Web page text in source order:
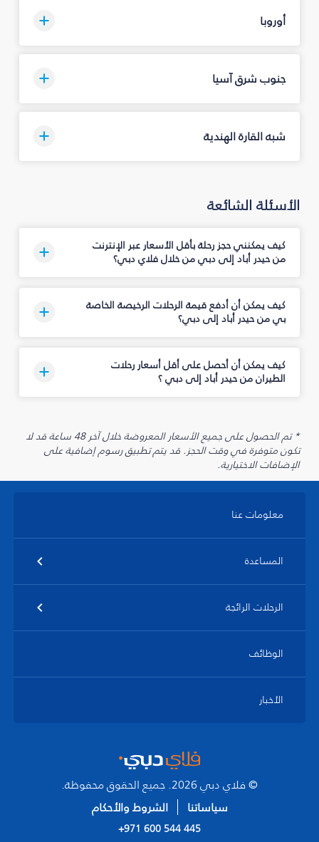
أوروبا
جنوب شرق آسيا
شبه القارة الهندية
الأسئلة الشائعة
كيف يمكنني حجز رحلة بأقل الأسعار عبر الإنترنت
من حيدر أباد إلى دبي من خلال فلاي دبي؟
كيف يمكن أن أدفع قيمة الرحلات الرخيصة الخاصة
بي من حيدر أباد إلى دبي؟
كيف يمكن أن أحصل على أقل أسعار رحلات
الطيران من حيدر أباد إلى دبي ؟
* تم الحصول على جميع الأسعار المعروضة خلال آخر 48 ساعة قد لا
تكون متوفرة في وقت الحجز. قد يتم تطبيق رسوم إضافية على
الإضافات الاختيارية.
معلومات عنا
المساعدة
الرحلات الرائجة
الوظائف
الأخبار
© فلاي دبي 2026. جميع الحقوق محفوظة.
سياساتنا
الشروط والأحكام
+971 600 544 445